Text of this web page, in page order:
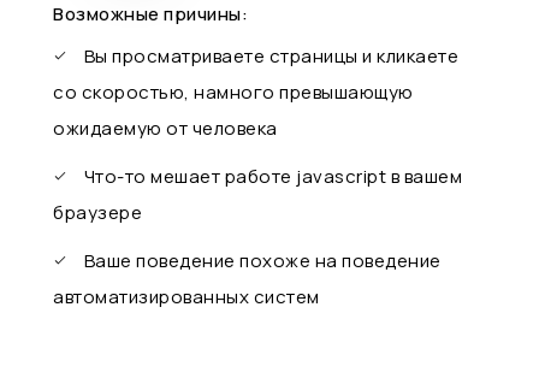
Возможные причины:
Вы просматриваете страницы и кликаете
со скоростью, намного превышающую
ожидаемую от человека
Что-то мешает работе javascript в вашем
браузере
Ваше поведение похоже на поведение
автоматизированных систем